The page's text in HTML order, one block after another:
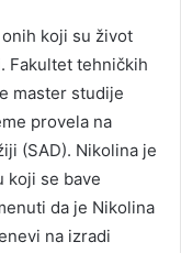
koji su život
Fakultet tehničkih
master studije
provela na
(SAD). Nikolina je
koji se bave
da je Nikolina
na izradi